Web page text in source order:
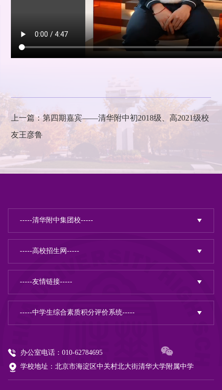
上一篇：第四期嘉宾——清华附中初2018级、高2021级校
友王彦鲁
办公室电话：010-62784695
学校地址：北京市海淀区中关村北大街清华大学附属中学